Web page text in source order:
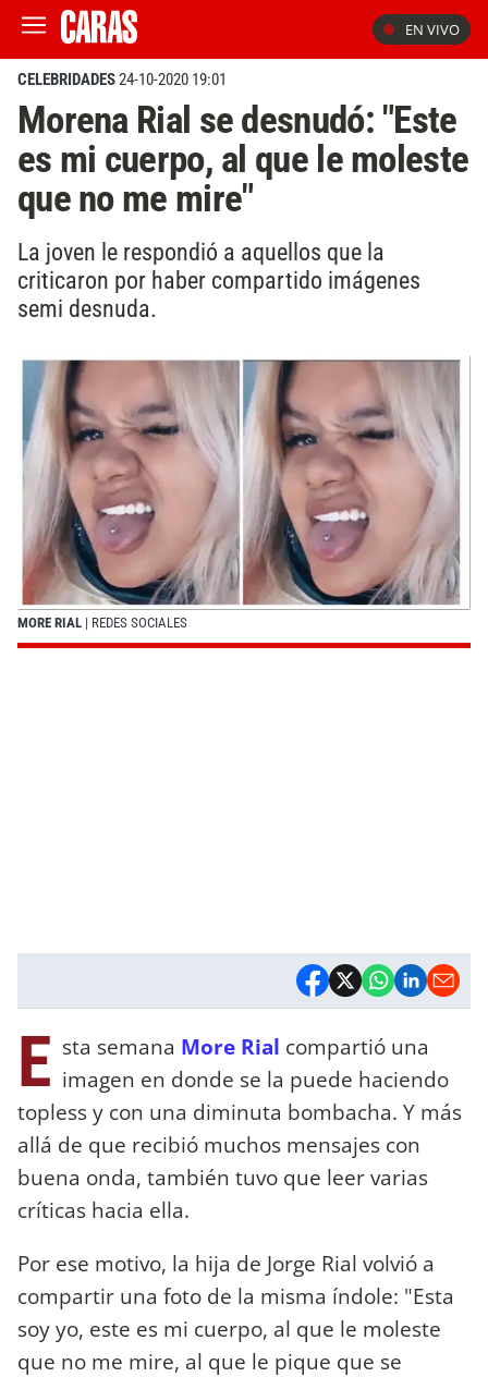
EN VIVO
CELEBRIDADES24-10-2020 19:01
Morena Rial se desnudó: "Este
es mi cuerpo, al que le moleste
que no me mire"
La joven le respondió a aquellos que la
criticaron por haber compartido imágenes
semi desnuda.
MORE RIAL | REDES SOCIALES
E sta semana More Rial compartió una
imagen en donde se la puede haciendo
topless y con una diminuta bombacha. Y más
allá de que recibió muchos mensajes con
buena onda, también tuvo que leer varias
críticas hacia ella.
Por ese motivo, la hija de Jorge Rial volvió a
compartir una foto de la misma índole: "Esta
soy yo, este es mi cuerpo, al que le moleste
que no me mire, al que le pique que se